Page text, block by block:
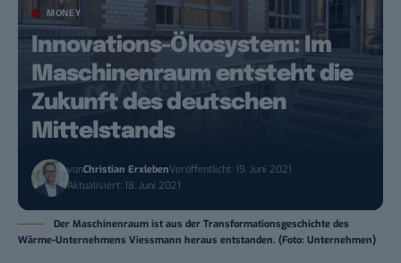
MONEY
Innovations-Ökosystem: Im
Maschinenraum entsteht die
Zukunft des deutschen
Mittelstands
vonChristian ErxlebenVeröffentlicht: 19. Juni 2021
Aktualisiert: 18. Juni 2021
Der Maschinenraum ist aus der Transformationsgeschichte des
Wärme-Unternehmens Viessmann heraus entstanden. (Foto: Unternehmen)